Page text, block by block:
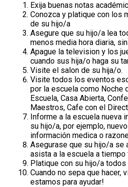
Exija buenas notas
Conozca y platique con los
de su hijo/a
Asegure que su hijo/a lea
menos media hora diaria,
Apague la television y los
cuando sus hija/o haga su
Visite el salon de su hija/o.
Visite todos los eventos
por la escuela como Noche
Escuela, Casa Abierta,
Maestros, Cafe con el
Informe a la escuela nueva
su hijo/a, por ejemplo,
información medica o
Asegurase que su hijo/a se
asista a la escuela a
Platique con su hijo/a todos
Cuando no sepa que hacer,
estamos para ayudar!